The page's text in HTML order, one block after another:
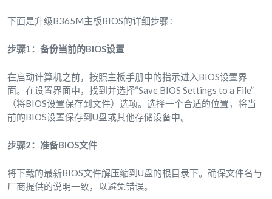
下面是升级B365M主板BIOS的详细步骤：
步骤1：备份当前的BIOS设置
在启动计算机之前，按照主板手册中的指示进入BIOS设置界
面。在设置界面中，找到并选择“Save BIOS Settings to a File”
（将BIOS设置保存到文件）选项。选择一个合适的位置，将当
前的BIOS设置保存到U盘或其他存储设备中。
步骤2：准备BIOS文件
将下载的最新BIOS文件解压缩到U盘的根目录下。确保文件名与
厂商提供的说明一致，以避免错误。